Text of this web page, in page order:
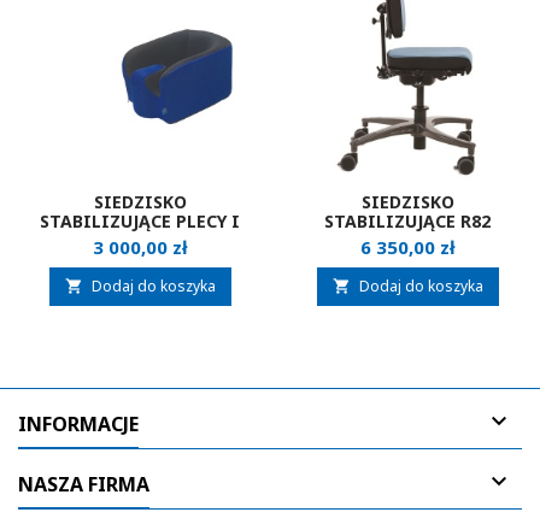
SIEDZISKO
STABILIZUJĄCE PLECY I
GŁOWĘ BUDDY BRACE
HUGGIE
Cena
3 000,00 zł
 Dodaj do koszyka
SIEDZISKO
STABILIZUJĄCE R82
WOMBAT SOLO
Cena
6 350,00 zł
 Dodaj do koszyka
INFORMACJE 
NASZA FIRMA 